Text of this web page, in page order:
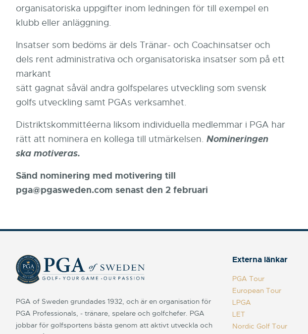
organisatoriska uppgifter inom ledningen för till exempel en
klubb eller anläggning.
Insatser som bedöms är dels Tränar- och Coachinsatser och
dels rent administrativa och organisatoriska insatser som på ett
markant
sätt gagnat såväl andra golfspelares utveckling som svensk
golfs utveckling samt PGAs verksamhet.
Distriktskommittéerna liksom individuella medlemmar i PGA har
rätt att nominera en kollega till utmärkelsen. Nomineringen
ska motiveras.
Sänd nominering med motivering till
pga@pgasweden.com senast den 2 februari
PGA of Sweden grundades 1932, och är en organisation för
PGA Professionals, - tränare, spelare och golfchefer. PGA
jobbar för golfsportens bästa genom att aktivt utveckla och
Externa länkar
PGA Tour
European Tour
LPGA
LET
Nordic Golf Tour